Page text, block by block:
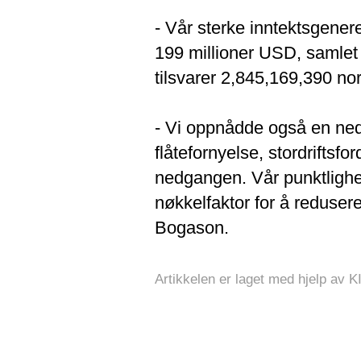
- Vår sterke
199 millioner USD,
tilsvarer 2,845,169,390
- Vi oppnådde også en
flåtefornyelse,
nedgangen. Vår
nøkkelfaktor for å
Bogason.
Artikkelen er laget med hjelp av